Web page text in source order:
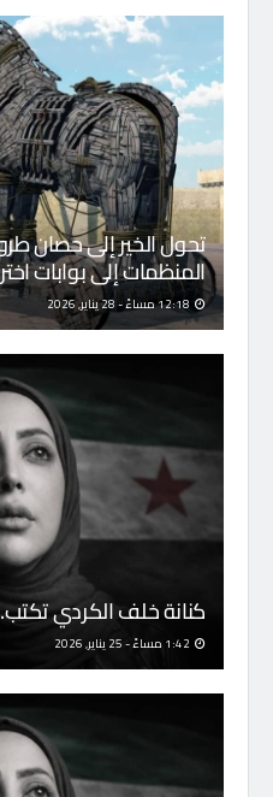
تحول الخير إلى حصان
المنظمات إلى بوابات
كنانة خلف الكردي